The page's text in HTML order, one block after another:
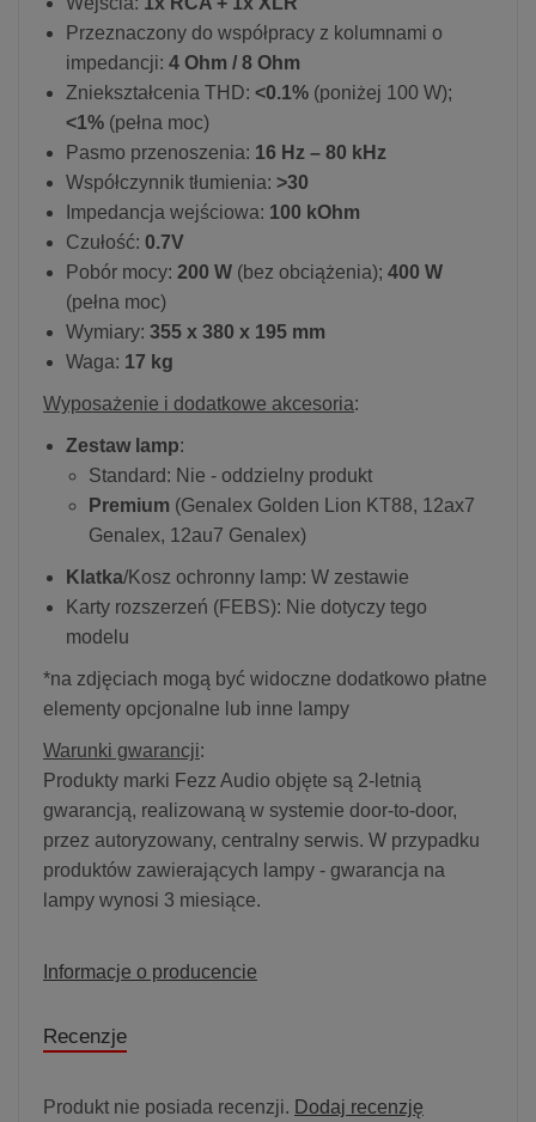
Przeznaczony do współpracy z kolumnami o
impedancji: 4 Ohm / 8 Ohm
Zniekształcenia THD: <0.1% (poniżej 100 W);
<1% (pełna moc)
Pasmo przenoszenia: 16 Hz – 80 kHz
Współczynnik tłumienia: >30
Impedancja wejściowa: 100 kOhm
Czułość: 0.7V
Pobór mocy: 200 W (bez obciążenia); 400 W
(pełna moc)
Wymiary: 355 x 380 x 195 mm
Waga: 17 kg
Wyposażenie i dodatkowe akcesoria:
Zestaw lamp:
Standard: Nie - oddzielny produkt
Premium (Genalex Golden Lion KT88, 12ax7
Genalex, 12au7 Genalex)
Klatka/Kosz ochronny lamp: W zestawie
Karty rozszerzeń (FEBS): Nie dotyczy tego
modelu
*na zdjęciach mogą być widoczne dodatkowo płatne
elementy opcjonalne lub inne lampy
Warunki gwarancji:
Produkty marki Fezz Audio objęte są 2-letnią
gwarancją, realizowaną w systemie door-to-door,
przez autoryzowany, centralny serwis. W przypadku
produktów zawierających lampy - gwarancja na
lampy wynosi 3 miesiące.
Informacje o producencie
Recenzje
Produkt nie posiada recenzji. Dodaj recenzję